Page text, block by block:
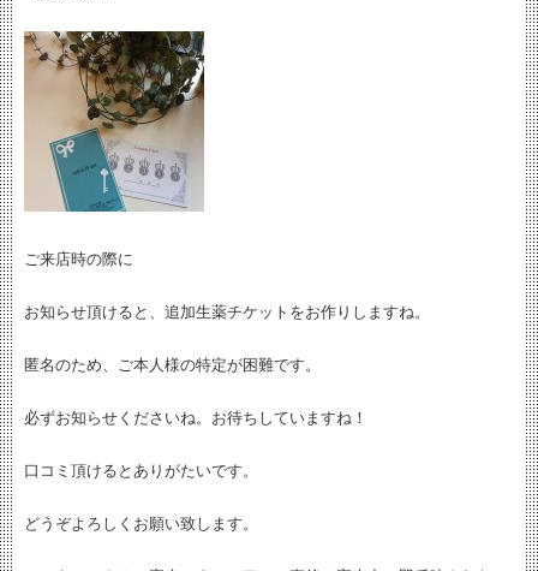
ご来店時の際に
お知らせ頂けると、追加生薬チケットをお作りしますね。
匿名のため、ご本人様の特定が困難です。
必ずお知らせくださいね。お待ちしていますね！
口コミ頂けるとありがたいです。
どうぞよろしくお願い致します。